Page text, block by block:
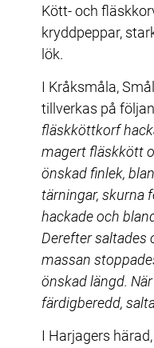
Kött- och
kryddpeppar,
lök.
I Kråksmåla,
tillverkas på
fläskköttkorf
magert fläskkött
önskad finlek,
tärningar, skurna
hackade och
Derefter saltades
massan
önskad längd.
färdigberedd,
I Harjagers